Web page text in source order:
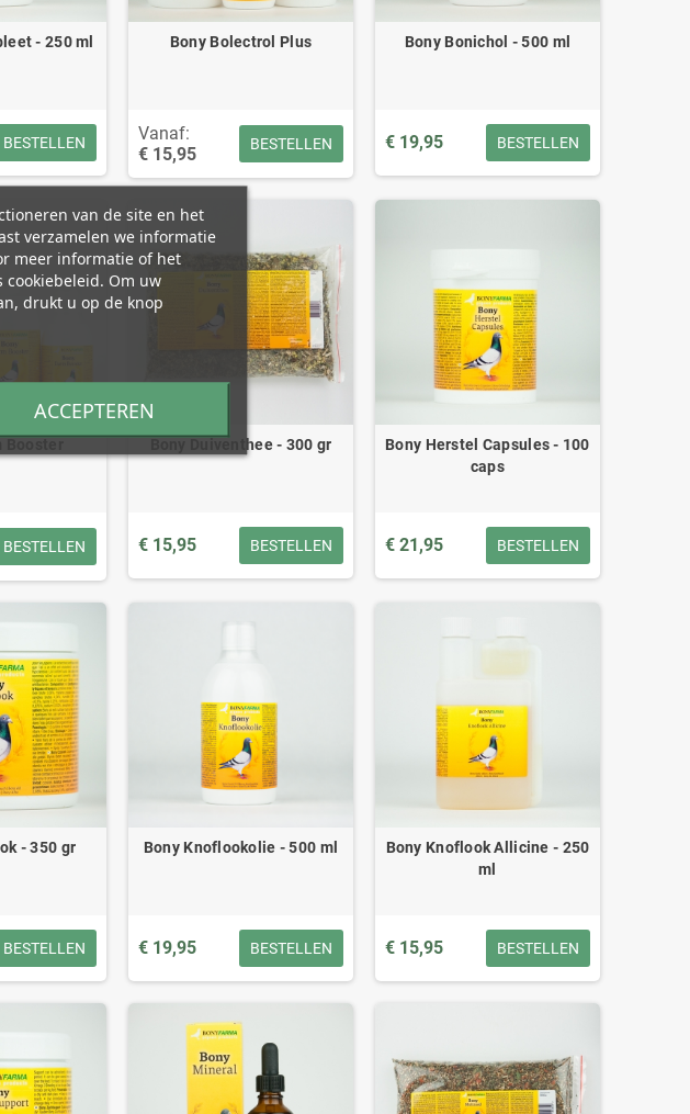
- 250 ml
BESTELLEN
Bony Bolectrol Plus
Vanaf:
€ 15,95
BESTELLEN
Bony Bonichol - 500 ml
€ 19,95 BESTELLEN
BESTELLEN
Bony Duiventhee - 300 gr
€ 15,95 BESTELLEN
Bony Herstel Capsules - 100
caps
€ 21,95 BESTELLEN
- 350 gr
BESTELLEN
Bony Knoflookolie - 500 ml
€ 19,95 BESTELLEN
Bony Knoflook Allicine - 250
ml
€ 15,95 BESTELLEN
van de site en het
verzamelen we informatie
meer informatie of het
Om uw
drukt u op de knop
ACCEPTEREN